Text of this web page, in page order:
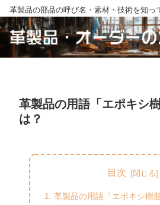
革製品の部品の呼び名・素材・技術を知っ
革製品の用語「エポキシ
は？
目次
革製品の用語「エポキシ樹